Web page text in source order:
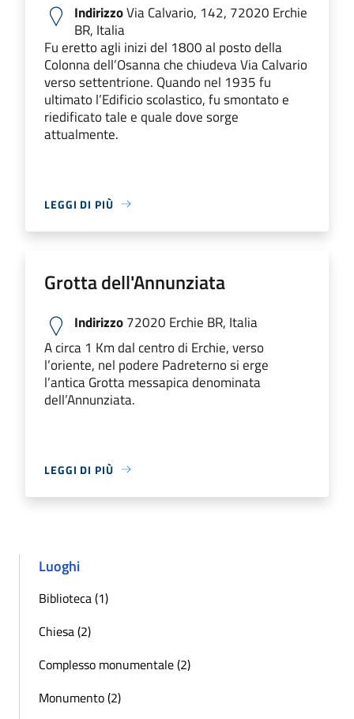
IndirizzoVia Calvario, 142, 72020 Erchie
BR, Italia
Fu eretto agli inizi del 1800 al posto della
Colonna dell’Osanna che chiudeva Via Calvario
verso settentrione. Quando nel 1935 fu
ultimato l’Edificio scolastico, fu smontato e
riedificato tale e quale dove sorge
attualmente.
LEGGI DI PIÙ
Grotta dell'Annunziata
Indirizzo72020 Erchie BR, Italia
A circa 1 Km dal centro di Erchie, verso
l’oriente, nel podere Padreterno si erge
l’antica Grotta messapica denominata
dell’Annunziata.
LEGGI DI PIÙ
Luoghi
Biblioteca (1)
Chiesa (2)
Complesso monumentale (2)
Monumento (2)